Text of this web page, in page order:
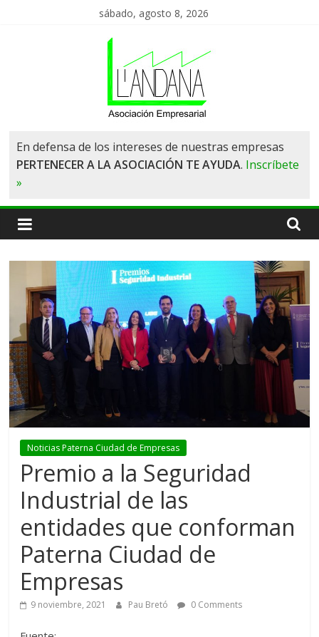
sábado, agosto 8, 2026
Asociación
de
Empresas
L'Andana
En defensa de los intereses de nuestras empresas
PERTENECER A LA ASOCIACIÓN TE AYUDA. Inscríbete
»
Noticias Paterna Ciudad de Empresas
Premio a la Seguridad
Industrial de las
entidades que conforman
Paterna Ciudad de
Empresas
9 noviembre, 2021 Pau Bretó 0 Comments